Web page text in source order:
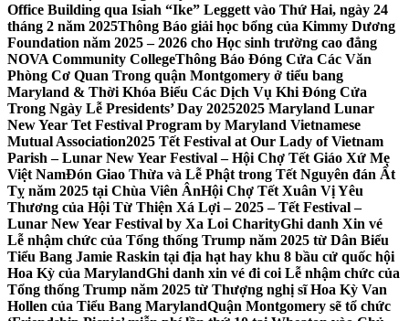
Office Building qua Isiah “Ike” Leggett vào Thứ Hai, ngày 24
tháng 2 năm 2025Thông Báo giải học bổng của Kimmy Dương
Foundation năm 2025 – 2026 cho Học sinh trường cao đẳng
NOVA Community CollegeThông Báo Đóng Cửa Các Văn
Phòng Cơ Quan Trong quận Montgomery ở tiểu bang
Maryland & Thời Khóa Biểu Các Dịch Vụ Khi Đóng Cửa
Trong Ngày Lễ Presidents’ Day 20252025 Maryland Lunar
New Year Tet Festival Program by Maryland Vietnamese
Mutual Association2025 Tết Festival at Our Lady of Vietnam
Parish – Lunar New Year Festival – Hội Chợ Tết Giáo Xứ Mẹ
Việt NamĐón Giao Thừa và Lễ Phật trong Tết Nguyên đán Ất
Tỵ năm 2025 tại Chùa Viên ÂnHội Chợ Tết Xuân Vị Yêu
Thương của Hội Từ Thiện Xá Lợi – 2025 – Tết Festival –
Lunar New Year Festival by Xa Loi CharityGhi danh Xin vé
Lễ nhậm chức của Tổng thống Trump năm 2025 từ Dân Biểu
Tiểu Bang Jamie Raskin tại địa hạt hay khu 8 bầu cử quốc hội
Hoa Kỳ của MarylandGhi danh xin vé đi coi Lễ nhậm chức của
Tổng thống Trump năm 2025 từ Thượng nghị sĩ Hoa Kỳ Van
Hollen của Tiểu Bang MarylandQuận Montgomery sẽ tổ chức